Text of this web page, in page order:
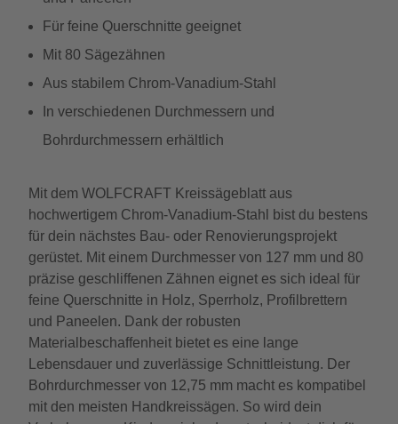
Für feine Querschnitte geeignet
Mit 80 Sägezähnen
Aus stabilem Chrom-Vanadium-Stahl
In verschiedenen Durchmessern und
Bohrdurchmessern erhältlich
Mit dem WOLFCRAFT Kreissägeblatt aus
hochwertigem Chrom-Vanadium-Stahl bist du bestens
für dein nächstes Bau- oder Renovierungsprojekt
gerüstet. Mit einem Durchmesser von 127 mm und 80
präzise geschliffenen Zähnen eignet es sich ideal für
feine Querschnitte in Holz, Sperrholz, Profilbrettern
und Paneelen. Dank der robusten
Materialbeschaffenheit bietet es eine lange
Lebensdauer und zuverlässige Schnittleistung. Der
Bohrdurchmesser von 12,75 mm macht es kompatibel
mit den meisten Handkreissägen. So wird dein